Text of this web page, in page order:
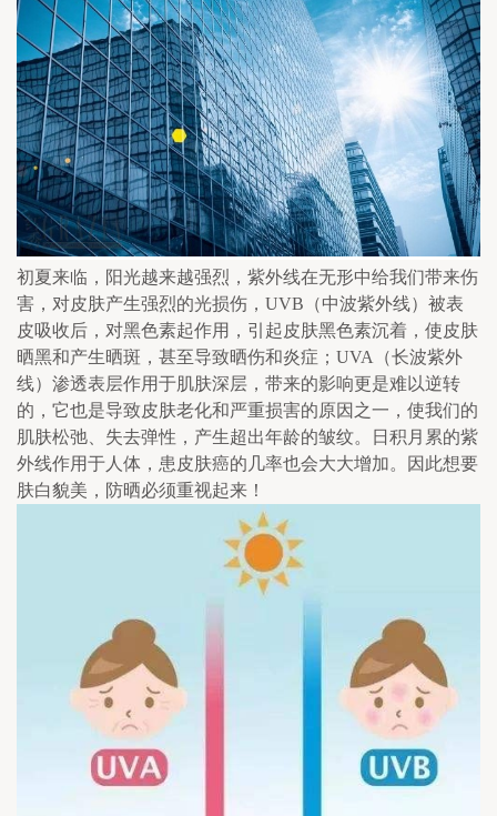
初夏来临，阳光越来越强烈，紫外线在无形中给我们带来伤
害，对皮肤产生强烈的光损伤，UVB（中波紫外线）被表
皮吸收后，对黑色素起作用，引起皮肤黑色素沉着，使皮肤
晒黑和产生晒斑，甚至导致晒伤和炎症；UVA（长波紫外
线）渗透表层作用于肌肤深层，带来的影响更是难以逆转
的，它也是导致皮肤老化和严重损害的原因之一，使我们的
肌肤松弛、失去弹性，产生超出年龄的皱纹。日积月累的紫
外线作用于人体，患皮肤癌的几率也会大大增加。因此想要
肤白貌美，防晒必须重视起来！